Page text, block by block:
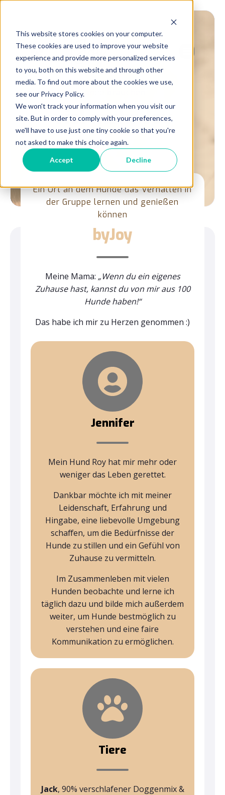
This website stores cookies on your computer.
These cookies are used to improve your website
experience and provide more personalized services
to you, both on this website and through other
media. To find out more about the cookies we use,
see our Privacy Policy.
We won't track your information when you visit our
site. But in order to comply with your preferences,
we'll have to use just one tiny cookie so that you're
not asked to make this choice again.
Accept Decline
Hunde brauchen
viel mehrJoy
Ein Ort an dem Hunde das Verhalten in
der Gruppe lernen und genießen
können
byJoy
Meine Mama: „Wenn du ein eigenes
Zuhause hast, kannst du von mir aus 100
Hunde haben!“
Das habe ich mir zu Herzen genommen :)
Jennifer
Mein Hund Roy hat mir mehr oder
weniger das Leben gerettet.
Dankbar möchte ich mit meiner
Leidenschaft, Erfahrung und
Hingabe, eine liebevolle Umgebung
schaffen, um die Bedürfnisse der
Hunde zu stillen und ein Gefühl von
Zuhause zu vermitteln.
Im Zusammenleben mit vielen
Hunden beobachte und lerne ich
täglich dazu und bilde mich außerdem
weiter, um Hunde bestmöglich zu
verstehen und eine faire
Kommunikation zu ermöglichen.
Tiere
Jack, 90% verschlafener Doggenmix &